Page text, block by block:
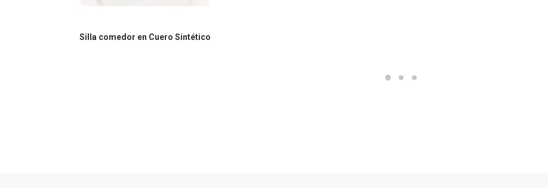
COMPRAR EN AMAZON
Silla comedor en Cuero Sintético